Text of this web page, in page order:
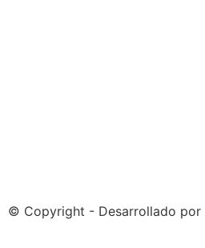
© Copyright - Desarrollado por